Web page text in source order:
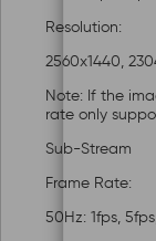
Resolution:
2560x1440,
Note: If the
rate only
Sub-Stream
Frame Rate:
50Hz: 1fps,